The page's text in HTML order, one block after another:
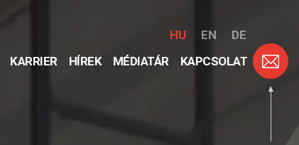
HU EN
DE
KARRIER HÍREK MÉDIATÁR KAPCSOLAT